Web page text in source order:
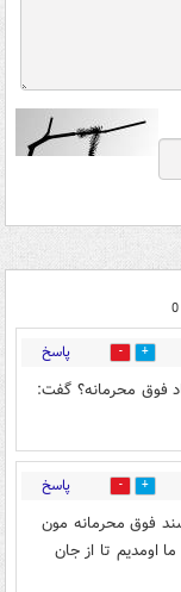
0 پاسخ
فوق محرمانه؟ گفت:
2 پاسخ
فوق محرمانه مون
اومدیم تا از جان